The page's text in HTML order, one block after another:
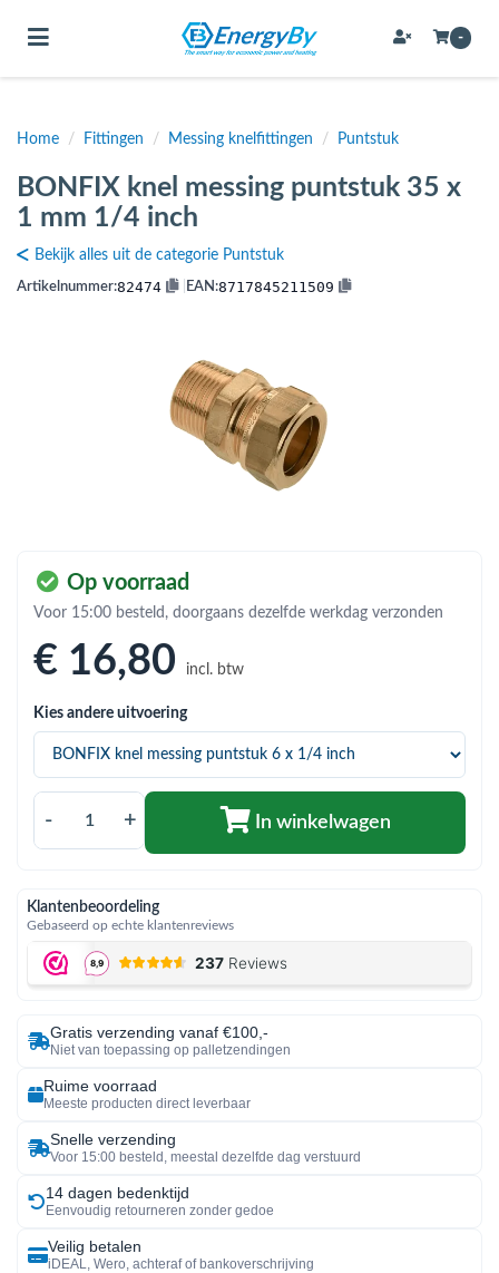
(Bevestigingsmateriaal / schroeven)
(Buffervaten, hygiene boilers & boilervaten)
(Expansievaten)
(Flexibele slangen)
(Installatiemateriaal)
(Verwarming, kachels & ketels)
(Warmtepompen en warmtepompboilers)
Toggle navigation -
Home / Fittingen / Messing knelfittingen / Puntstuk
BONFIX knel messing puntstuk 35 x
1 mm 1/4 inch
Bekijk alles uit de categorie Puntstuk
Artikelnummer:82474 EAN:8717845211509
Op voorraad
Voor 15:00 besteld, doorgaans dezelfde werkdag verzonden
€ 16,80 incl. btw
Kies andere uitvoering
- + In winkelwagen
Klantenbeoordeling
Gebaseerd op echte klantenreviews
Gratis verzending vanaf €100,-
Niet van toepassing op palletzendingen
Ruime voorraad
Meeste producten direct leverbaar
Snelle verzending
Voor 15:00 besteld, meestal dezelfde dag verstuurd
14 dagen bedenktijd
Eenvoudig retourneren zonder gedoe
Veilig betalen
iDEAL, Wero, achteraf of bankoverschrijving